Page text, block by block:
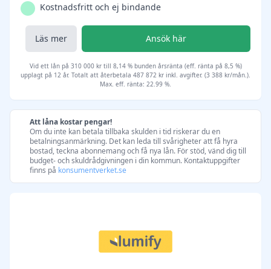
Kostnadsfritt och ej bindande
Läs mer Ansök här
Vid ett lån på 310 000 kr till 8,14 % bunden årsränta (eff. ränta på 8,5 %)
upplagt på 12 år. Totalt att återbetala 487 872 kr inkl. avgifter. (3 388 kr/mån.).
Max. eff. ränta: 22.99 %.
Att låna kostar pengar!
Om du inte kan betala tillbaka skulden i tid riskerar du en
betalningsanmärkning. Det kan leda till svårigheter att få hyra
bostad, teckna abonnemang och få nya lån. För stöd, vänd dig till
budget- och skuldrådgivningen i din kommun. Kontaktuppgifter
finns på konsumentverket.se